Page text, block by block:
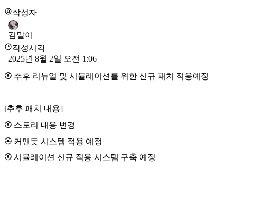
작성자
김말이
작성시각
2025년 8월 2일 오전 1:06
🏵️ 추후 리뉴얼 및 시뮬레이션를 위한 신규 패치 적용예정
[추후 패치 내용]
🏵️ 스토리 내용 변경
🏵️ 커맨듯 시스템 적용 예정
🏵️ 시뮬레이션 신규 적용 시스템 구축 예정